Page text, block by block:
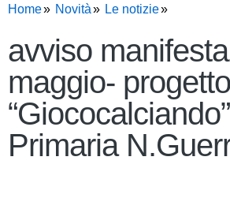
Home Novità Le notizie
avviso
maggio- progetto
“Giococalciando”
Primaria